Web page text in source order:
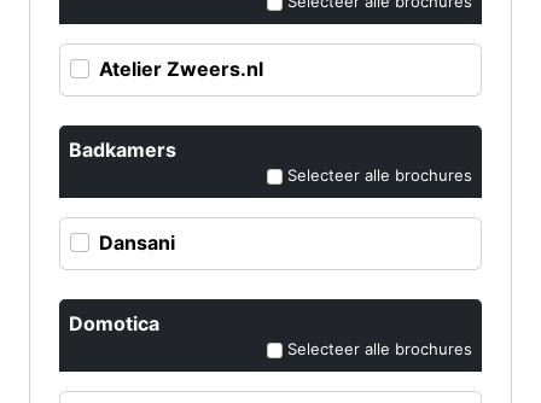
Atelier Zweers.nl
Badkamers
Selecteer alle brochures
Dansani
Domotica
Selecteer alle brochures